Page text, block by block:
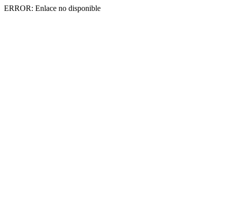
ERROR: Enlace no disponible